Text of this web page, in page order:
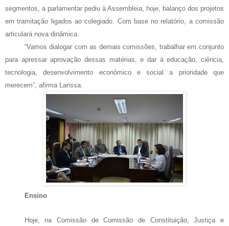
segmentos, a parlamentar pediu à Assembleia, hoje, balanço dos projetos
em tramitação ligados ao colegiado. Com base no relatório, a comissão
articulará nova dinâmica.
“Vamos dialogar com as demais comissões, trabalhar em conjunto
para apressar aprovação dessas matérias, e dar à educação, ciência,
tecnologia, desenvolvimento econômico e social a prioridade que
merecem”, afirma Larissa.
Ensino
Hoje, na Comissão de Comissão de Constituição, Justiça e